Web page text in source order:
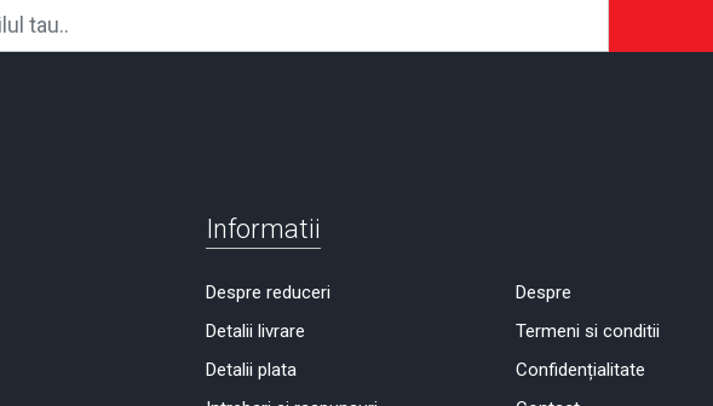
Informatii
Despre reduceri
Detalii livrare
Detalii plata
Despre
Termeni si conditii
Confidențialitate